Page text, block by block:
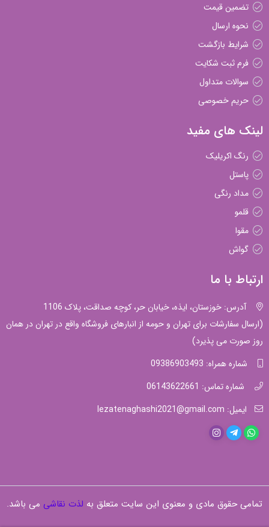
تضمین قیمت
نحوه ارسال
شرایط بازگشت
فرم ثبت شکایت
سوالات متداول
حریم خصوصی
لینک های مفید
رنگ اکریلیک
پاستل
مداد رنگی
قلمو
مقوا
گواش
ارتباط با ما
آدرس: خوزستان، ایذه، خیابان حر، کوچه صداقت، پلاک 1106
(ارسال سفارشات برای تهران و حومه از انبارهای فروشگاه واقع در تهران در همان
روز صورت می پذیرد)
شماره همراه: 09386903493
شماره تماس: 06143622661
ایمیل: lezatenaghashi2021@gmail.com
تمامی حقوق مادی و معنوی این سایت متعلق به لذت نقاشی می باشد.